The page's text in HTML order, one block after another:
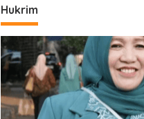
Hukrim